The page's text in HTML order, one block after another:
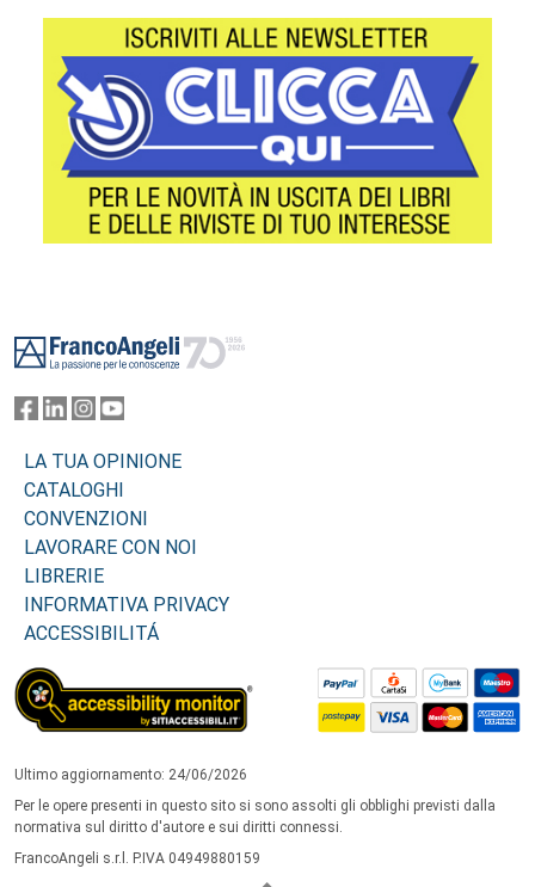
LA TUA OPINIONE
CATALOGHI
CONVENZIONI
LAVORARE CON NOI
LIBRERIE
INFORMATIVA PRIVACY
ACCESSIBILITÁ
Ultimo aggiornamento: 24/06/2026
Per le opere presenti in questo sito si sono assolti gli obblighi previsti dalla
normativa sul diritto d'autore e sui diritti connessi.
FrancoAngeli s.r.l. P.IVA 04949880159